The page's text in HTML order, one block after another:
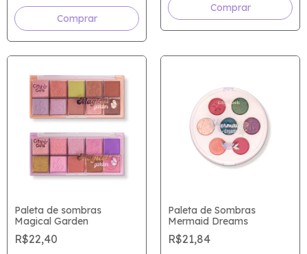
Comprar
Paleta de sombras
Magical Garden
R$22,40
Paleta de Sombras
Mermaid Dreams
R$21,84